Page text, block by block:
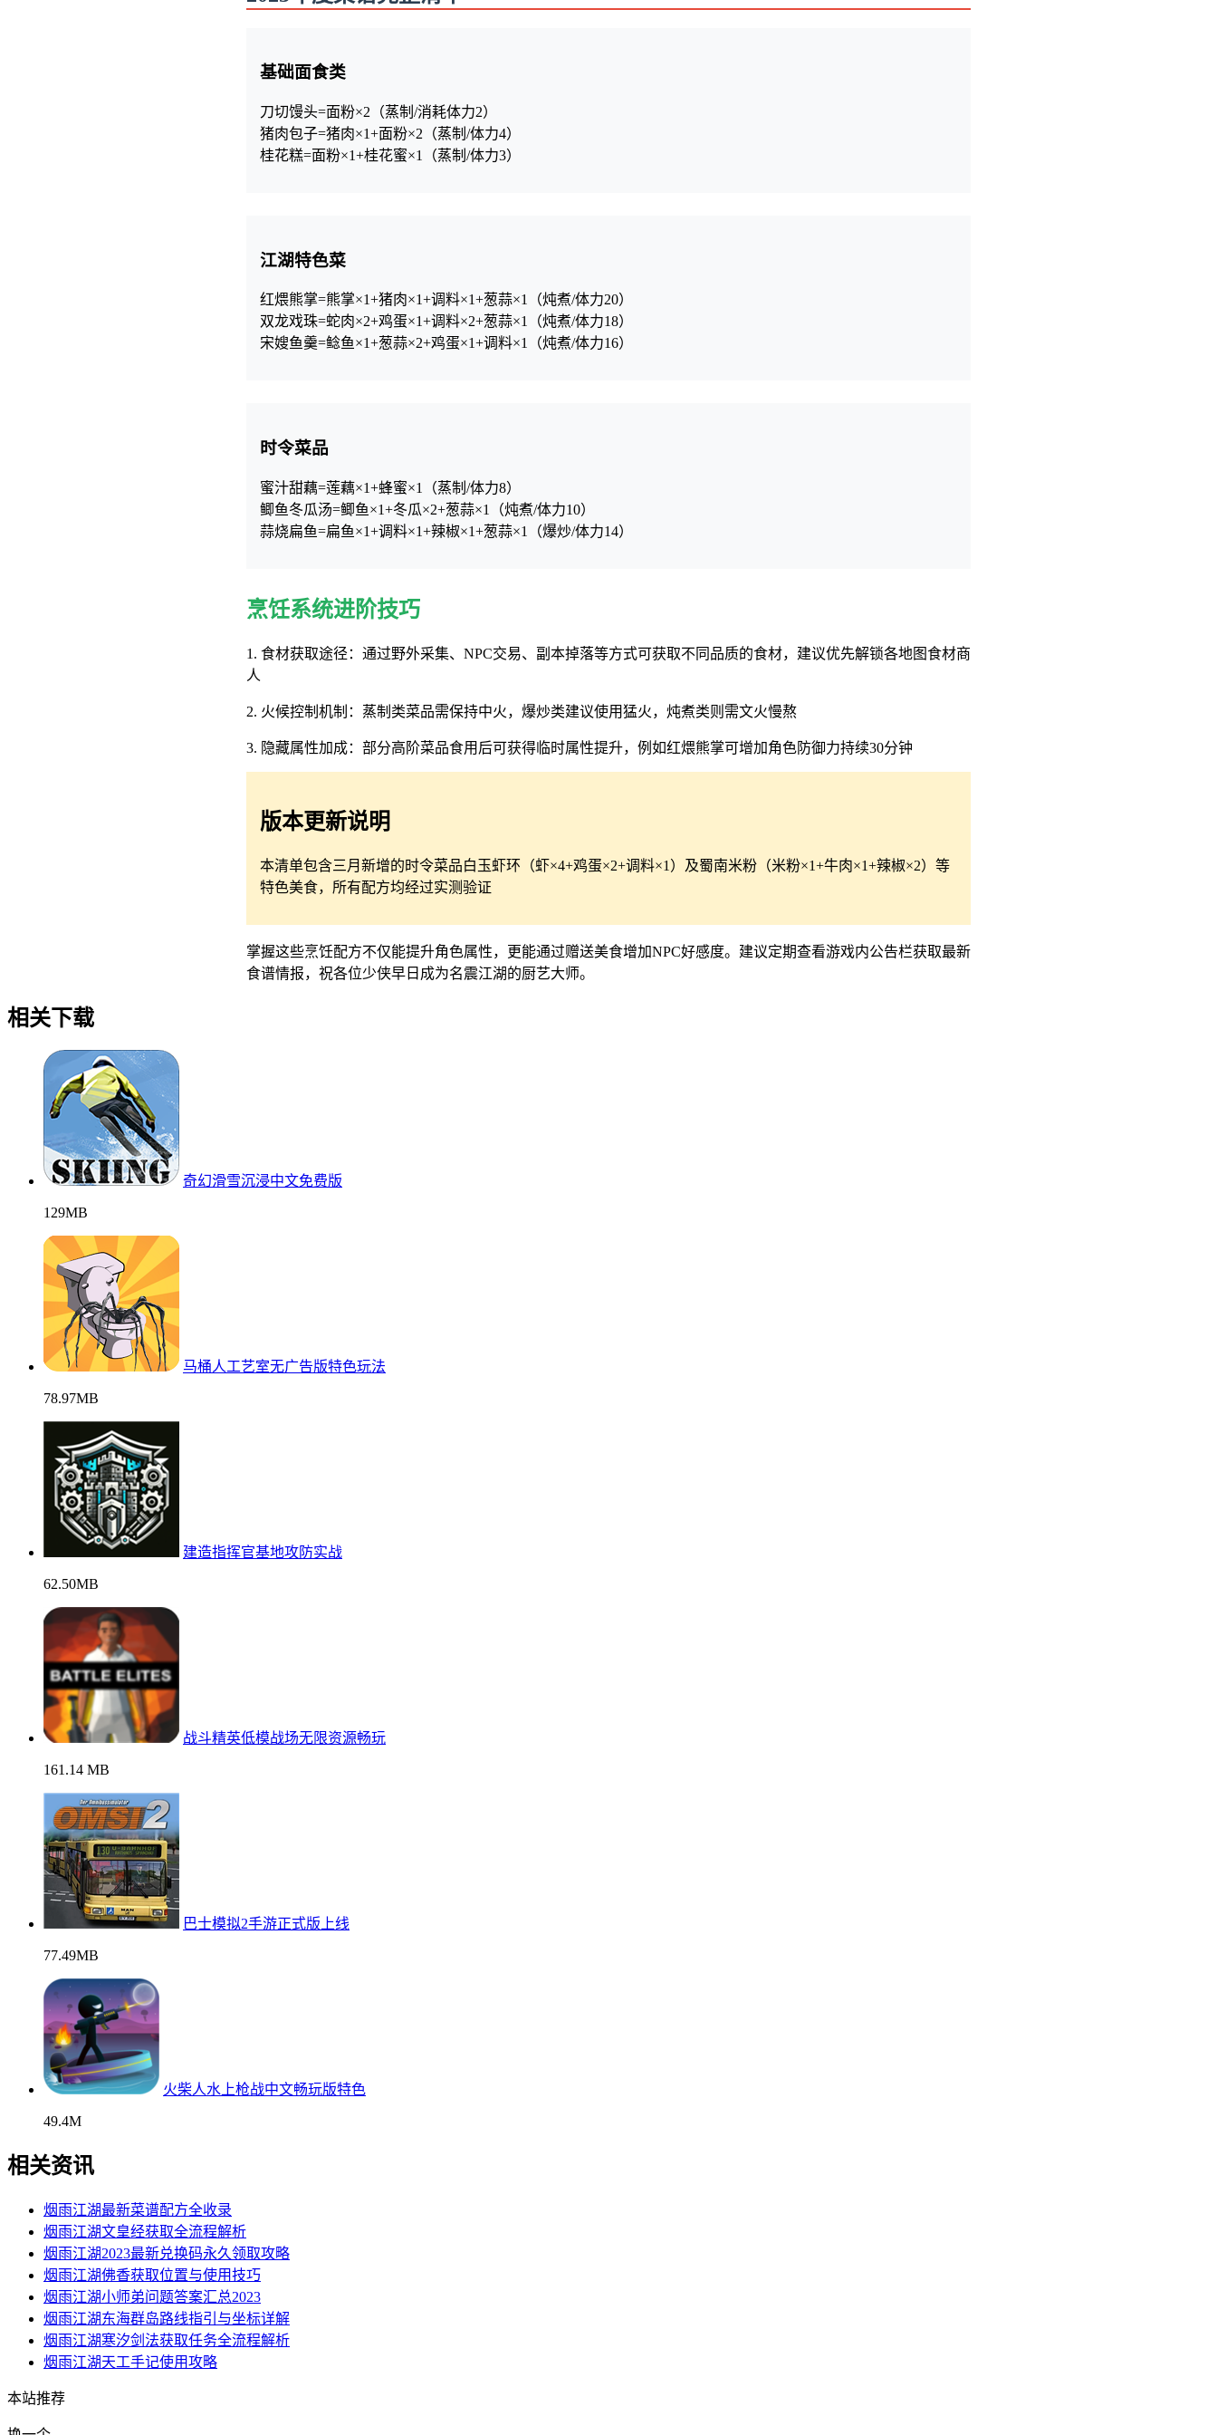
基础面食类
刀切馒头=面粉×2（蒸制/消耗体力2）
猪肉包子=猪肉×1+面粉×2（蒸制/体力4）
桂花糕=面粉×1+桂花蜜×1（蒸制/体力3）
江湖特色菜
红煨熊掌=熊掌×1+猪肉×1+调料×1+葱蒜×1（炖煮/体力20）
双龙戏珠=蛇肉×2+鸡蛋×1+调料×2+葱蒜×1（炖煮/体力18）
宋嫂鱼羹=鲶鱼×1+葱蒜×2+鸡蛋×1+调料×1（炖煮/体力16）
时令菜品
蜜汁甜藕=莲藕×1+蜂蜜×1（蒸制/体力8）
鲫鱼冬瓜汤=鲫鱼×1+冬瓜×2+葱蒜×1（炖煮/体力10）
蒜烧扁鱼=扁鱼×1+调料×1+辣椒×1+葱蒜×1（爆炒/体力14）
烹饪系统进阶技巧
1. 食材获取途径：通过野外采集、NPC交易、副本掉落等方式可获取不同品质的食材，建议优先解锁各地图食材商
人
2. 火候控制机制：蒸制类菜品需保持中火，爆炒类建议使用猛火，炖煮类则需文火慢熬
3. 隐藏属性加成：部分高阶菜品食用后可获得临时属性提升，例如红煨熊掌可增加角色防御力持续30分钟
版本更新说明
本清单包含三月新增的时令菜品白玉虾环（虾×4+鸡蛋×2+调料×1）及蜀南米粉（米粉×1+牛肉×1+辣椒×2）等
特色美食，所有配方均经过实测验证
掌握这些烹饪配方不仅能提升角色属性，更能通过赠送美食增加NPC好感度。建议定期查看游戏内公告栏获取最新
食谱情报，祝各位少侠早日成为名震江湖的厨艺大师。
相关下载
奇幻滑雪沉浸中文免费版
129MB
马桶人工艺室无广告版特色玩法
78.97MB
建造指挥官基地攻防实战
62.50MB
战斗精英低模战场无限资源畅玩
161.14 MB
巴士模拟2手游正式版上线
77.49MB
火柴人水上枪战中文畅玩版特色
49.4M
相关资讯
烟雨江湖最新菜谱配方全收录
烟雨江湖文皇经获取全流程解析
烟雨江湖2023最新兑换码永久领取攻略
烟雨江湖佛香获取位置与使用技巧
烟雨江湖小师弟问题答案汇总2023
烟雨江湖东海群岛路线指引与坐标详解
烟雨江湖寒汐剑法获取任务全流程解析
烟雨江湖天工手记使用攻略
本站推荐